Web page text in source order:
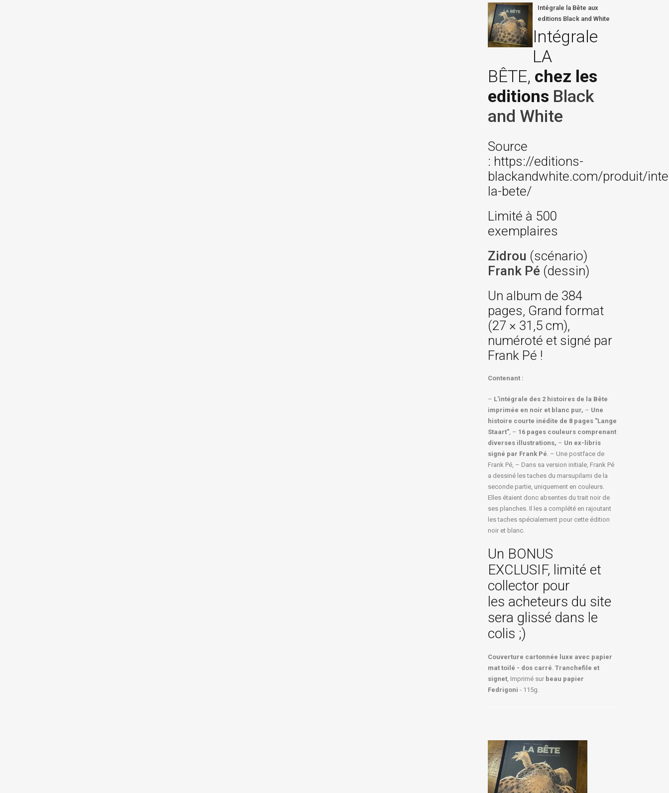
Intégrale la Bête aux
editions Black and White
Intégrale
LA
BÊTE, chez les
editions Black
and White
Source
: https://editions-
blackandwhite.com/produit/
la-bete/
Limité à 500
exemplaires
Zidrou (scénario)
Frank Pé (dessin)
Un album de 384
pages, Grand format
(27 × 31,5 cm),
numéroté et signé par
Frank Pé !
Contenant :
– L'intégrale des 2 histoires de la Bête
imprimée en noir et blanc pur, – Une
histoire courte inédite de 8 pages "Lange
Staart", – 16 pages couleurs comprenant
diverses illustrations, – Un ex-libris
signé par Frank Pé. – Une postface de
Frank Pé, – Dans sa version initiale, Frank Pé
a dessiné les taches du marsupilami de la
seconde partie, uniquement en couleurs.
Elles étaient donc absentes du trait noir de
ses planches. Il les a complété en rajoutant
les taches spécialement pour cette édition
noir et blanc.
Un BONUS
EXCLUSIF, limité et
collector pour
les acheteurs du site
sera glissé dans le
colis ;)
Couverture cartonnée luxe avec papier
mat toilé - dos carré. Tranchefile et
signet, Imprimé sur beau papier
Fedrigoni - 115g.